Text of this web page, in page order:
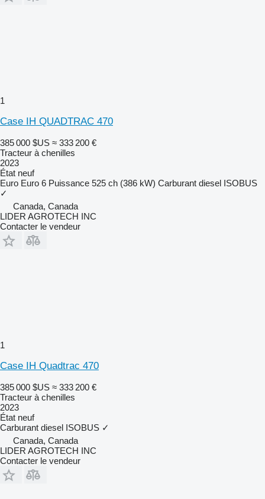
1
Case IH QUADTRAC 470
385 000 $US ≈ 333 200 €
Tracteur à chenilles
2023
État neuf
Euro Euro 6 Puissance 525 ch (386 kW) Carburant diesel ISOBUS
✓
Canada, Canada
LIDER AGROTECH INC
Contacter le vendeur
1
Case IH Quadtrac 470
385 000 $US ≈ 333 200 €
Tracteur à chenilles
2023
État neuf
Carburant diesel ISOBUS ✓
Canada, Canada
LIDER AGROTECH INC
Contacter le vendeur